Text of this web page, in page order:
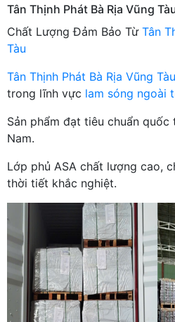
Tân Thịnh Phát Bà Rịa Vũng
Chất Lượng Đảm Bảo Từ Tân
Tàu
Tân Thịnh Phát Bà Rịa Vũng Tàu
trong lĩnh vực lam sóng ngoài
Sản phẩm đạt tiêu chuẩn
Nam.
Lớp phủ ASA chất lượng cao,
thời tiết khắc nghiệt.